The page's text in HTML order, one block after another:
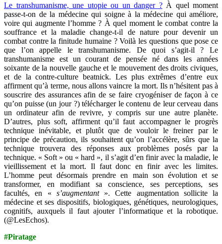
Le transhumanisme, une utopie ou un danger ?À quel moment
passe-t-on de la médecine qui soigne à la médecine qui améliore,
voire qui augmente l’homme ? À quel moment le combat contre la
souffrance et la maladie change-t-il de nature pour devenir un
combat contre la finitude humaine ? Voilà les questions que pose ce
que l’on appelle le transhumanisme. De quoi s’agit-il ? Le
transhumanisme est un courant de pensée né dans les années
soixante de la nouvelle gauche et le mouvement des droits civiques,
et de la contre-culture beatnick. Les plus extrêmes d’entre eux
affirment qu’à terme, nous allons vaincre la mort. Ils n’hésitent pas à
souscrire des assurances afin de se faire cryogéniser de façon à ce
qu’on puisse (un jour ?) télécharger le contenu de leur cerveau dans
un ordinateur afin de revivre, y compris sur une autre planète.
D’autres, plus soft, affirment qu’il faut accompagner le progrès
technique inévitable, et plutôt que de vouloir le freiner par le
principe de précaution, ils souhaitent qu’on l’accélère, sûrs que la
technique trouvera des réponses aux problèmes posés par la
technique. « Soft » ou « hard », il s’agit d’en finir avec la maladie, le
vieillissement et la mort. Il faut donc en finir avec les limites.
L’homme peut désormais prendre en main son évolution et se
transformer, en modifiant sa conscience, ses perceptions, ses
facultés, en « s’augmentant». Cette augmentation sollicite la
médecine et ses dispositifs, biologiques, génétiques, neurologiques,
cognitifs, auxquels il faut ajouter l’informatique et la robotique.
(@LesEchos).
#Piratage